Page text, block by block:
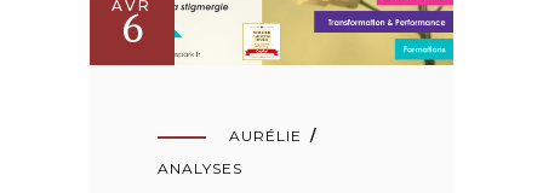
AVR
6
AURÉLIE
ANALYSES